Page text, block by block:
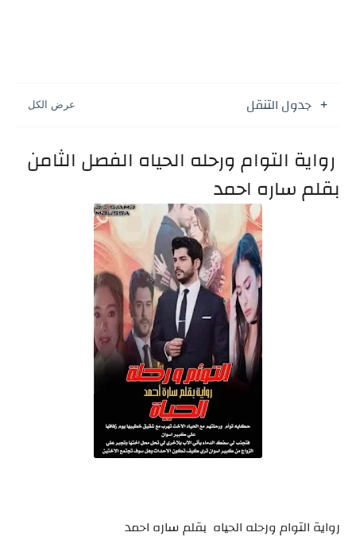
جدول التنقل
رواية التوام ورحله الحياه الفصل الثامن
بقلم ساره احمد
رواية التوام ورحله الحياه بقلم ساره احمد